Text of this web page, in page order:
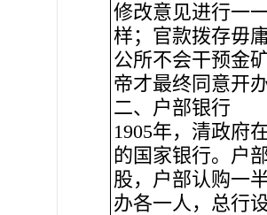
修改意见进行一
样；官款拨存毋
公所不会干预金
帝才最终同意开
二、户部银行
1905年，清政府
的国家银行。户
股，户部认购一
办各一人，总行